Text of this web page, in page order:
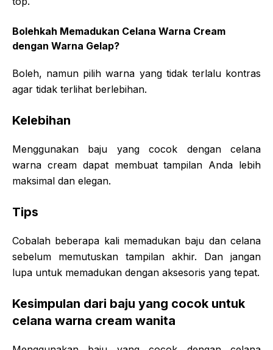
Bolehkah Memadukan Celana Warna Cream
dengan Warna Gelap?
Boleh, namun pilih warna yang tidak terlalu kontras
agar tidak terlihat berlebihan.
Kelebihan
Menggunakan baju yang cocok dengan celana
warna cream dapat membuat tampilan Anda lebih
maksimal dan elegan.
Tips
Cobalah beberapa kali memadukan baju dan celana
sebelum memutuskan tampilan akhir. Dan jangan
lupa untuk memadukan dengan aksesoris yang tepat.
Kesimpulan dari baju yang cocok untuk
celana warna cream wanita